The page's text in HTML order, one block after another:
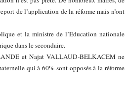
de l’application de la réforme mais n’ont
et la ministre de l’Education nationale
dans le secondaire.
et Najat VALLAUD-BELKACEM ne
qui à 60% sont opposés à la réforme